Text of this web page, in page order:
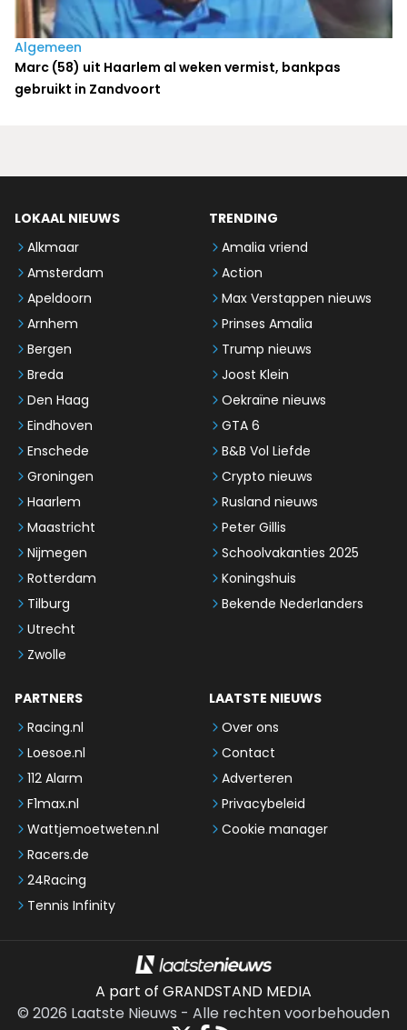
Algemeen
Marc (58) uit Haarlem al weken vermist, bankpas
gebruikt in Zandvoort
LOKAAL NIEUWS
Alkmaar
Amsterdam
Apeldoorn
Arnhem
Bergen
Breda
Den Haag
Eindhoven
Enschede
Groningen
Haarlem
Maastricht
Nijmegen
Rotterdam
Tilburg
Utrecht
Zwolle
TRENDING
Amalia vriend
Action
Max Verstappen nieuws
Prinses Amalia
Trump nieuws
Joost Klein
Oekraïne nieuws
GTA 6
B&B Vol Liefde
Crypto nieuws
Rusland nieuws
Peter Gillis
Schoolvakanties 2025
Koningshuis
Bekende Nederlanders
PARTNERS
Racing.nl
Loesoe.nl
112 Alarm
F1max.nl
Wattjemoetweten.nl
Racers.de
24Racing
Tennis Infinity
LAATSTE NIEUWS
Over ons
Contact
Adverteren
Privacybeleid
Cookie manager
A part of GRANDSTAND MEDIA
© 2026 Laatste Nieuws - Alle rechten voorbehouden